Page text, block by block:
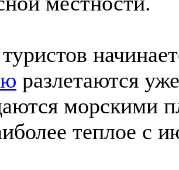
разлетаются
морскими
теплое с